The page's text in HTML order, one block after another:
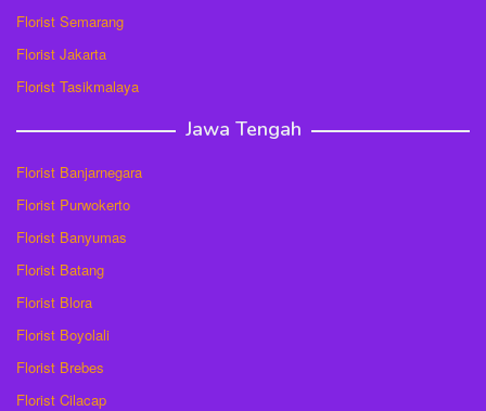
Florist Semarang
Florist Jakarta
Florist Tasikmalaya
Jawa Tengah
Florist Banjarnegara
Florist Purwokerto
Florist Banyumas
Florist Batang
Florist Blora
Florist Boyolali
Florist Brebes
Florist Cilacap